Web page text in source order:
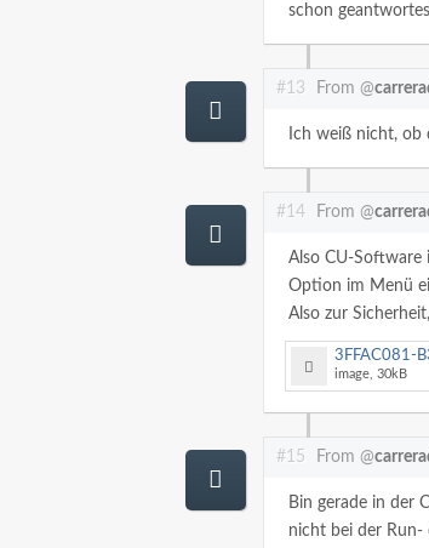
schon
#13 From @
Ich weiß nicht, ob
#14 From @
Also CU-Software
Option im Menü
Also zur
3FFAC081-B39D-
image, 30kB
#15 From @
Bin gerade in der
nicht bei der Run-